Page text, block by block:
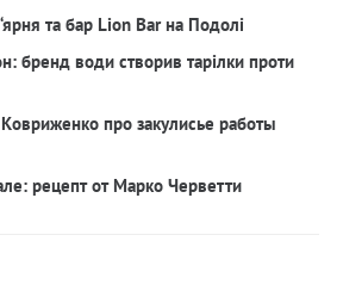
та бар Lion Bar на Подолі
бренд води створив тарілки проти
про закулисье работы
рецепт от Марко Черветти